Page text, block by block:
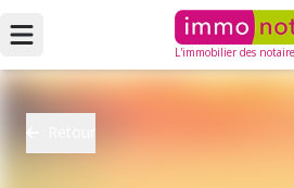
L'immobilier des